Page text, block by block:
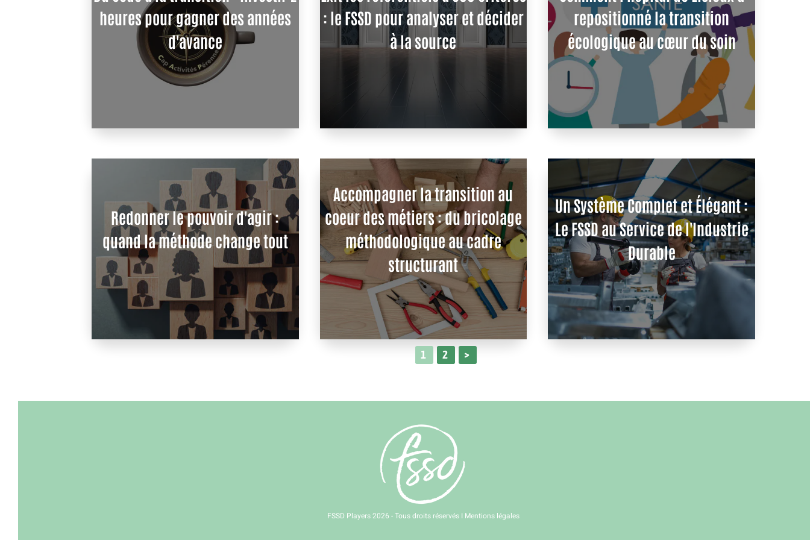
FSSD Players 2026 - Tous droits réservés IMentions légales
heures pour gagner des années
d'avance
: le FSSD pour analyser et décider
à la source
repositionné la transition
écologique au cœur du soin
Redonner le pouvoir d'agir :
quand la méthode change tout
Accompagner la transition au
coeur des métiers : du bricolage
méthodologique au cadre
structurant
Un Système Complet et Élégant :
Le FSSD au Service de l'Industrie
Durable
2 >